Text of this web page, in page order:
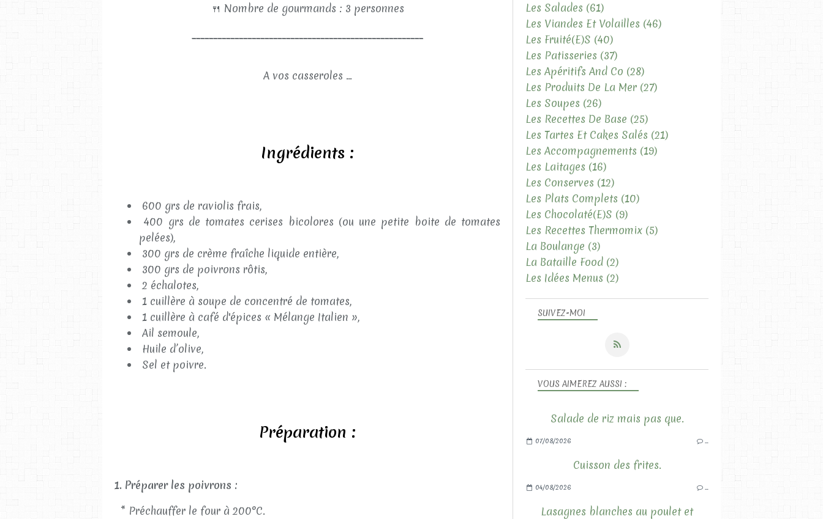
🍴 Nombre de gourmands : 3 personnes
A vos casseroles ...
Ingrédients :
600 grs de raviolis frais,
400 grs de tomates cerises bicolores (ou une petite boite de tomates
pelées),
300 grs de crème fraîche liquide entière,
300 grs de poivrons rôtis,
2 échalotes,
1 cuillère à soupe de concentré de tomates,
1 cuillère à café d'épices « Mélange Italien »,
Ail semoule,
Huile d’olive,
Sel et poivre.
Préparation :
1. Préparer les poivrons :
* Préchauffer le four à 200°C.
SUIVEZ-MOI
VOUS AIMEREZ AUSSI :
Salade de riz mais pas que.
07/08/2026 …
Cuisson des frites.
04/08/2026 …
Lasagnes blanches au poulet et
Les Salades (61)
Les Viandes Et Volailles (46)
Les Fruité(e)s (40)
Les Patisseries (37)
Les Apéritifs And Co (28)
Les Produits De La Mer (27)
Les Soupes (26)
Les Recettes De Base (25)
Les Tartes Et Cakes Salés (21)
Les Accompagnements (19)
Les Laitages (16)
Les Conserves (12)
Les Plats Complets (10)
Les Chocolaté(e)s (9)
Les Recettes Thermomix (5)
La Boulange (3)
La Bataille Food (2)
Les Idées Menus (2)